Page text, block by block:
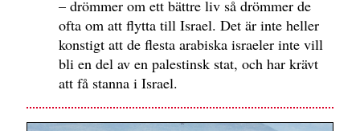
– drömmer om ett bättre liv så drömmer de
ofta om att flytta till Israel. Det är inte heller
konstigt att de flesta arabiska israeler inte vill
bli en del av en palestinsk stat, och har krävt
att få stanna i Israel.